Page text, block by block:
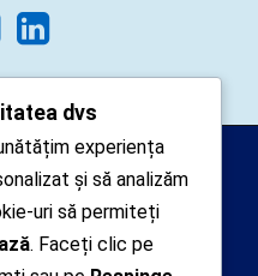
Interactive © 2010-
drepturile rezervate.
caracter personal
dvs
experiența
și să analizăm
uri să permiteți
. Faceți clic pe